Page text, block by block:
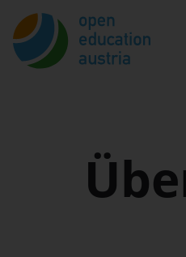
Springe zum